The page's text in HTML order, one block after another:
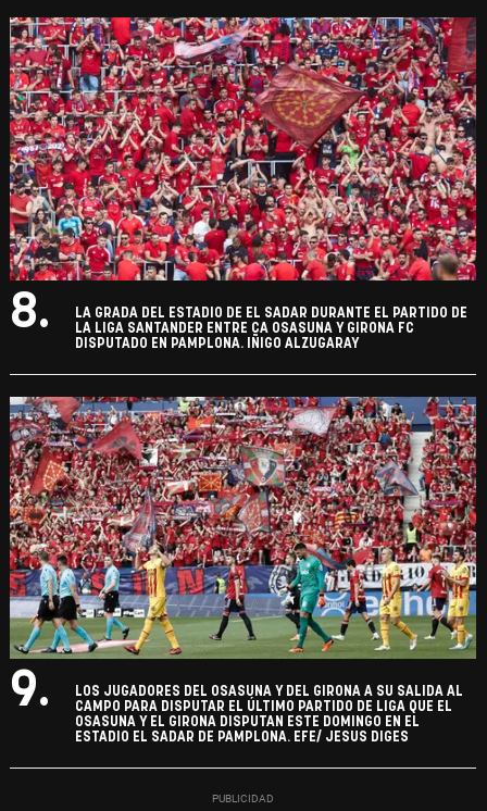
8.
LA GRADA DEL ESTADIO DE EL SADAR DURANTE EL PARTIDO DE
LA LIGA SANTANDER ENTRE CA OSASUNA Y GIRONA FC
DISPUTADO EN PAMPLONA. IÑIGO ALZUGARAY
9.
LOS JUGADORES DEL OSASUNA Y DEL GIRONA A SU SALIDA AL
CAMPO PARA DISPUTAR EL ÚLTIMO PARTIDO DE LIGA QUE EL
OSASUNA Y EL GIRONA DISPUTAN ESTE DOMINGO EN EL
ESTADIO EL SADAR DE PAMPLONA. EFE/ JESUS DIGES